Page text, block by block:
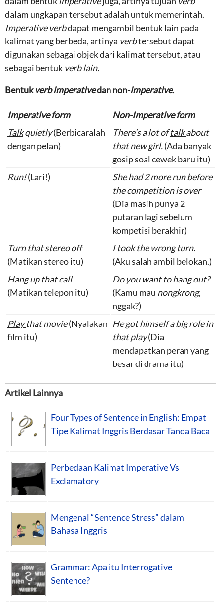
dalam ungkapan tersebut adalah untuk memerintah.
Imperative verbdapat mengambil bentuk lain pada
kalimat yang berbeda, artinya verbtersebut dapat
digunakan sebagai objek dari kalimat tersebut, atau
sebagai bentuk verb lain.
Bentukverb imperativedan non-imperative.
Imperative form
Non-Imperative form
Talkquietly(Berbicaralah
dengan pelan)
There’s a lot oftalkabout
that new girl.(Ada banyak
gosip soal cewek baru itu)
Run!(Lari!) She had 2 morerunbefore
the competition is over
(Dia masih punya 2
putaran lagi sebelum
kompetisi berakhir)
Turnthat stereo off
(Matikan stereo itu)
I took the wrongturn.
(Aku salah ambil belokan.)
Hangup that call
(Matikan telepon itu)
Do you want tohangout?
(Kamu mau nongkrong,
nggak?)
Playthat movie(Nyalakan
film itu)
He got himself a big role in
thatplay(Dia
mendapatkan peran yang
besar di drama itu)
Artikel Lainnya
Four Types of Sentence in English: Empat
Tipe Kalimat Inggris Berdasar Tanda Baca
Perbedaan Kalimat Imperative Vs
Exclamatory
Mengenal “Sentence Stress” dalam
Bahasa Inggris
Grammar: Apa itu Interrogative
Sentence?